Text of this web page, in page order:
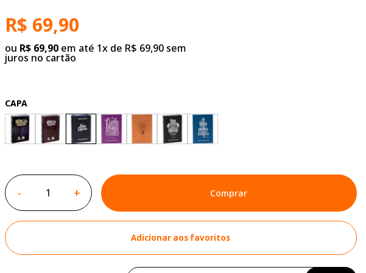
R$ 69,90
ou R$ 69,90em até 1x de R$ 69,90 sem
juros no cartão
CAPA
- + Comprar
Adicionar aos favoritos